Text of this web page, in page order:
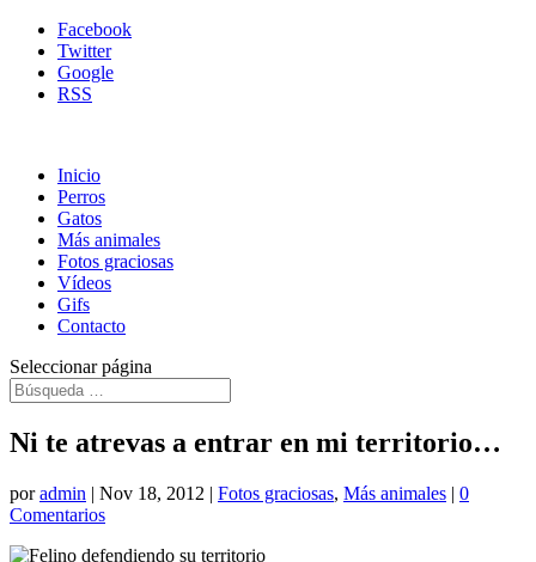
Facebook
Twitter
Google
RSS
Inicio
Perros
Gatos
Más animales
Fotos graciosas
Vídeos
Gifs
Contacto
Seleccionar página
Ni te atrevas a entrar en mi territorio…
poradmin | Nov 18, 2012 | Fotos graciosas, Más animales | 0
Comentarios